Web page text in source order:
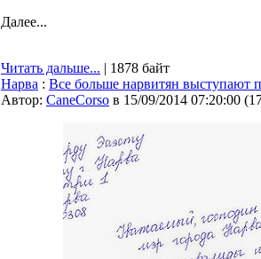
Далее...
Читать дальше... | 1878 байт
Нарва : Все больше нарвитян выступают
Автор: CaneCorso в 15/09/2014 07:20:00 (